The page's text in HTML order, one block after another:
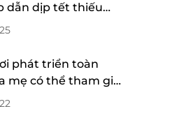
dẫn dịp tết thiếu
phát triển toàn
mẹ có thể tham gia